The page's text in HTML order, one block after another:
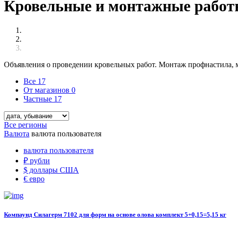
Кровельные и монтажные
Объявления о проведении кровельных работ. Монтаж профнастила,
Все 17
От магазинов 0
Частные 17
Все регионы
Валюта валюта пользователя
валюта пользователя
₽ рубли
$ доллары США
€ евро
Компаунд Силагерм 7102 для форм на основе олова комплект 5+0,15=5,15 кг